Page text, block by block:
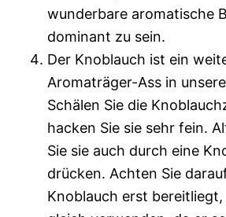
wunderbare aromatische
dominant zu sein.
Der Knoblauch ist ein
Aromaträger-Ass in
Schälen Sie die
hacken Sie sie sehr fein.
Sie sie auch durch eine
drücken. Achten Sie
Knoblauch erst bereitliegt,